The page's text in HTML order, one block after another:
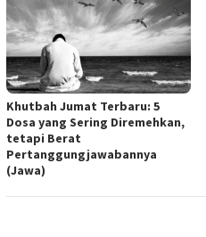
Khutbah Jumat Terbaru: 5
Dosa yang Sering Diremehkan,
tetapi Berat
Pertanggungjawabannya
(Jawa)